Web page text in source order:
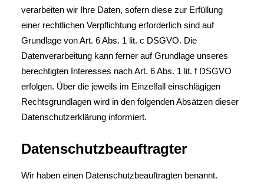
verarbeiten wir Ihre Daten, sofern diese zur Erfüllung
einer rechtlichen Verpflichtung erforderlich sind auf
Grundlage von Art. 6 Abs. 1 lit. c DSGVO. Die
Datenverarbeitung kann ferner auf Grundlage unseres
berechtigten Interesses nach Art. 6 Abs. 1 lit. f DSGVO
erfolgen. Über die jeweils im Einzelfall einschlägigen
Rechtsgrundlagen wird in den folgenden Absätzen dieser
Datenschutzerklärung informiert.
Datenschutz­beauftragter
Wir haben einen Datenschutzbeauftragten benannt.